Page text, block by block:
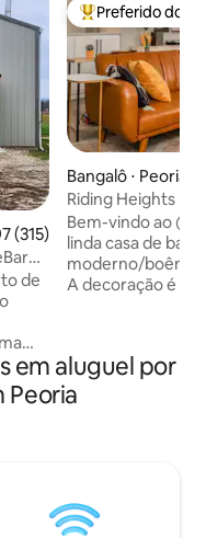
uma avaliação média de
(315)
de
Entre os
Preferido dos
Bangalô ⋅ Peoria
Riding Heights
Bem-vindo ao
linda casa de
moderno/boêmio
A decoração é
A casa está
de distância da
mais longa da
estimação e
em aluguel por